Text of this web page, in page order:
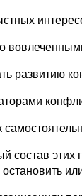
развитию
состав этих
остановить